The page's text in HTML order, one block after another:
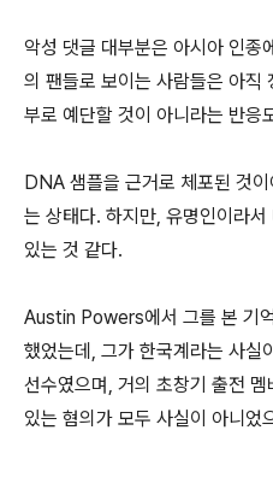
악성 댓글 대부분은 아시아 인
의 팬들로 보이는 사람들은 아직
부로 예단할 것이 아니라는 반응
DNA 샘플을 근거로 체포된 것
는 상태다. 하지만, 유명인이라
있는 것 같다.
Austin Powers에서 그를 본 기
했었는데, 그가 한국계라는 사실
선수였으며, 거의 초창기 출전
있는 혐의가 모두 사실이 아니었